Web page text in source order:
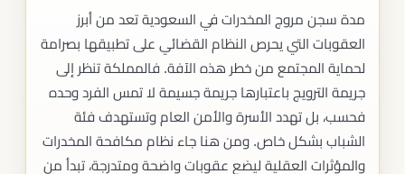
مدة سجن مروج المخدرات في السعودية تعد من أبرز
العقوبات التي يحرص النظام القضائي على تطبيقها بصرامة
لحماية المجتمع من خطر هذه الآفة. فالمملكة تنظر إلى
جريمة الترويج باعتبارها جريمة جسيمة لا تمس الفرد وحده
فحسب، بل تهدد الأسرة والأمن العام وتستهدف فئة
الشباب بشكل خاص. ومن هنا جاء نظام مكافحة المخدرات
والمؤثرات العقلية ليضع عقوبات واضحة ومتدرجة، تبدأ من